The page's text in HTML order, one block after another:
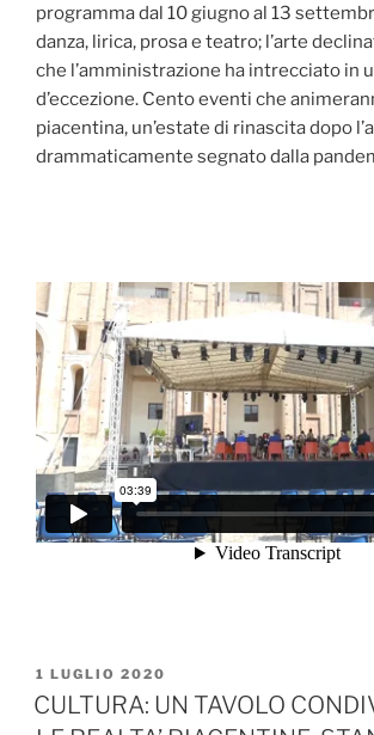
programma dal 10 giugno al 13
danza, lirica, prosa e teatro; l’arte
che l’amministrazione ha intrecciato in
d’eccezione. Cento eventi che
piacentina, un’estate di rinascita dopo
drammaticamente segnato dalla
PUBBLICATO
IL
1 LUGLIO 2020
CULTURA: UN TAVOLO